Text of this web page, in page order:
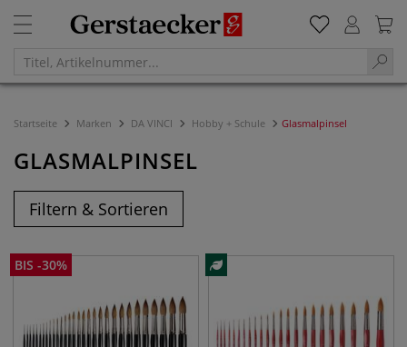
Startseite Marken DA VINCI Hobby + Schule Glasmalpinsel
GLASMALPINSEL
Filtern & Sortieren
BIS -30%